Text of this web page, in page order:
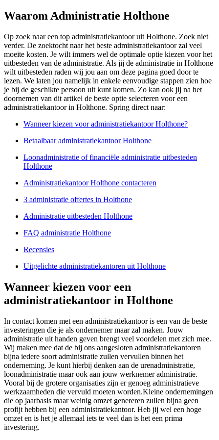
Waarom Administratie Holthone
Op zoek naar een top administratiekantoor uit Holthone. Zoek niet
verder. De zoektocht naar het beste administratiekantoor zal veel
moeite kosten. Je wilt immers wel de optimale optie kiezen voor het
uitbesteden van de administratie. Als jij de administratie in Holthone
wilt uitbesteden raden wij jou aan om deze pagina goed door te
lezen. We laten jou namelijk in enkele eenvoudige stappen zien hoe
je bij de geschikte persoon uit kunt komen. Zo kan ook jij na het
doornemen van dit artikel de beste optie selecteren voor een
administratiekantoor in Holthone. Spring direct naar:
Wanneer kiezen voor administratiekantoor Holthone?
Betaalbaar administratiekantoor Holthone
Loonadministratie of financiële administratie uitbesteden
Holthone
Administratiekantoor Holthone contacteren
3 administratie offertes in Holthone
Administratie uitbesteden Holthone
FAQ administratie Holthone
Recensies
Uitgelichte administratiekantoren uit Holthone
Wanneer kiezen voor een
administratiekantoor in Holthone
In contact komen met een administratiekantoor is een van de beste
investeringen die je als ondernemer maar zal maken. Jouw
administratie uit handen geven brengt veel voordelen met zich mee.
Wij maken mee dat de bij ons aangesloten administratiekantoren
bijna iedere soort administratie zullen vervullen binnen het
onderneming. Je kunt hierbij denken aan de urenadministratie,
loonadministratie maar ook aan jouw werknemer administratie.
Vooral bij de grotere organisaties zijn er genoeg administratieve
werkzaamheden die vervuld moeten worden.Kleine ondernemingen
die op jaarbasis maar weinig omzet genereren zullen bijna geen
profijt hebben bij een administratiekantoor. Heb jij wel een hoge
omzet en is het je allemaal iets te veel dan is het een prima
investering.